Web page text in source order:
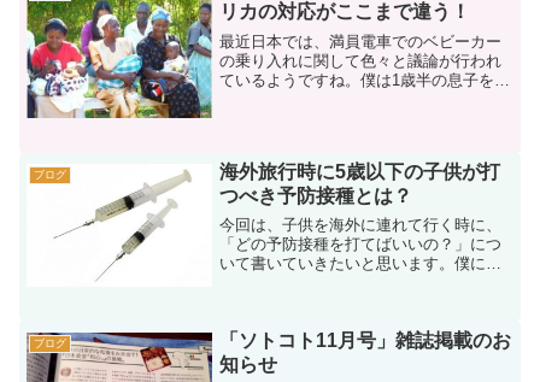
リカの対応がここまで違う！
最近日本では、満員電車でのベビーカー
の乗り入れに関して色々と議論が行われ
ているようですね。僕は1歳半の息子をセ
ブログ
海外旅行時に5歳以下の子供が打
つべき予防接種とは？
今回は、子供を海外に連れて行く時に、
「どの予防接種を打てばいいの？」につ
いて書いていきたいと思います。僕にと
たり大忙し。予防接種は...
ブログ
「ソトコト11月号」雑誌掲載のお
知らせ